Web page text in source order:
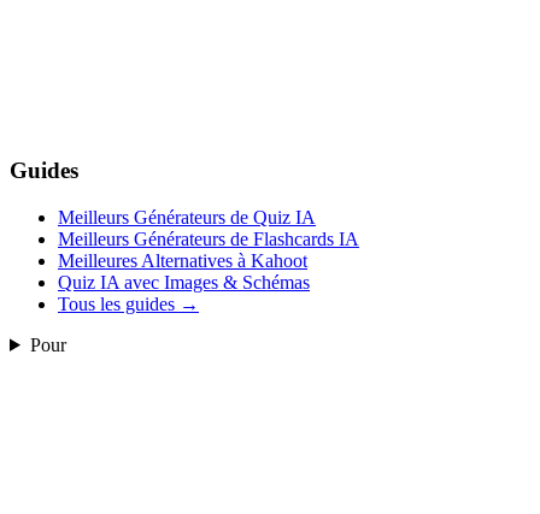
Guides
Meilleurs Générateurs de Quiz IA
Meilleurs Générateurs de Flashcards IA
Meilleures Alternatives à Kahoot
Quiz IA avec Images & Schémas
Tous les guides →
Pour